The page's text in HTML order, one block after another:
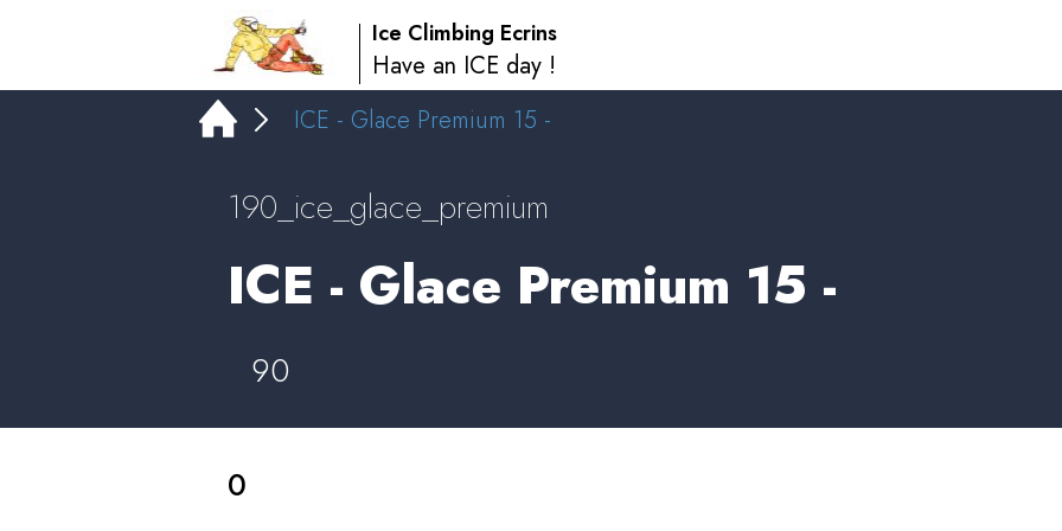
Ice Climbing Ecrins
Have an ICE day !
ICE - Glace Premium 15 -
190_ice_glace_premium
ICE - Glace Premium 15 -
90
0